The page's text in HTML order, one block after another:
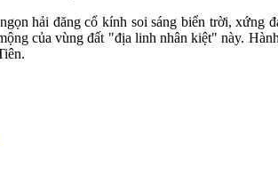
hải đăng cổ kính soi sáng biển trời, xứng
của vùng đất "địa linh nhân kiệt" này.